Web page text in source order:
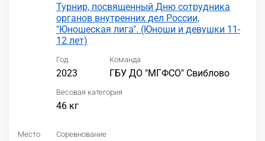
Турнир, посвященный Дню сотрудника
органов внутренних дел России,
"Юношеская лига". (Юноши и девушки 11-
12 лет)
Год
2023
Команда
ГБУ ДО "МГФСО" Свиблово
Весовая категория
46 кг
Место Соревнование